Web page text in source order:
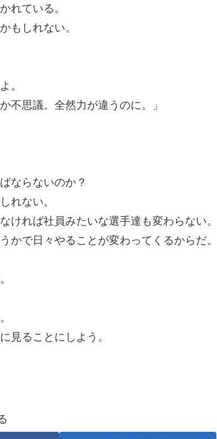
れている。
もしれない。
。
不思議。全然力が違うのに。」
ならないのか？
れない。
ければ社員みたいな選手達も変わらない。
かで日々やることが変わってくるからだ。
見ることにしよう。